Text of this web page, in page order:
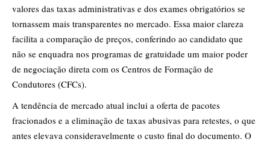
valores das taxas administrativas e dos exames obrigatórios se
tornassem mais transparentes no mercado. Essa maior clareza
facilita a comparação de preços, conferindo ao candidato que
não se enquadra nos programas de gratuidade um maior poder
de negociação direta com os Centros de Formação de
Condutores (CFCs).
A tendência de mercado atual inclui a oferta de pacotes
fracionados e a eliminação de taxas abusivas para retestes, o que
antes elevava consideravelmente o custo final do documento. O